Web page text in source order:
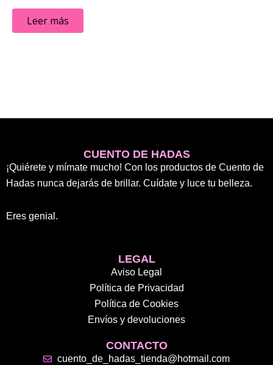
Leer más
CUENTO DE HADAS
¡Quiérete y mímate mucho! Con los productos de Cuento de
Hadas nunca dejarás de brillar. Cuídate y luce tu belleza.
Eres genial.
LEGAL
Aviso Legal
Política de Privacidad
Política de Cookies
Envíos y devoluciones
CONTACTO
cuento_de_hadas_tienda@hotmail.com